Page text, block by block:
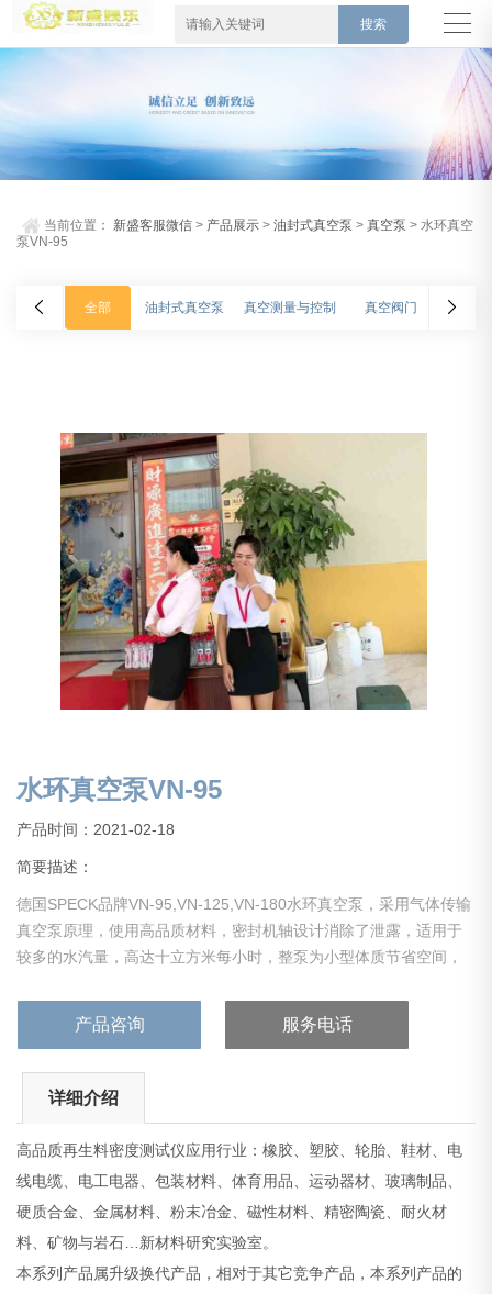
当前位置： 新盛客服微信 > 产品展示 >油封式真空泵 >真空泵 > 水环真空
泵VN-95
全部 油封式真空泵 真空测量与控制 真空阀门 氦质
水环真空泵VN-95
产品时间：2021-02-18
简要描述：
德国SPECK品牌VN-95,VN-125,VN-180水环真空泵，采用气体传输
真空泵原理，使用高品质材料，密封机轴设计消除了泄露，适用于
较多的水汽量，高达十立方米每小时，整泵为小型体质节省空间，
产品咨询 服务电话
详细介绍
高品质再生料密度测试仪应用行业：橡胶、塑胶、轮胎、鞋材、电
线电缆、电工电器、包装材料、体育用品、运动器材、玻璃制品、
硬质合金、金属材料、粉末冶金、磁性材料、精密陶瓷、耐火材
料、矿物与岩石…新材料研究实验室。
本系列产品属升级换代产品，相对于其它竞争产品，本系列产品的